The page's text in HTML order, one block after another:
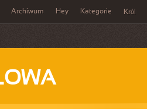
Archiwum Hey Kategorie Król